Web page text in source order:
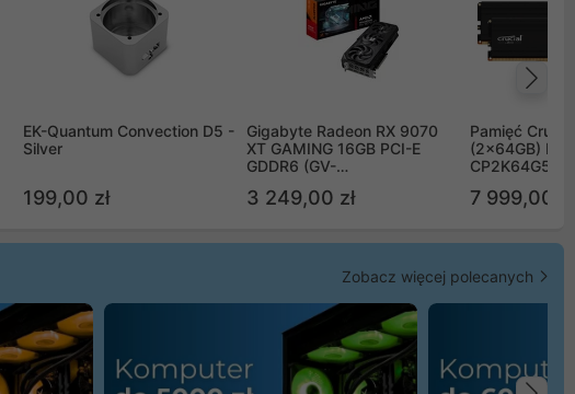
EK-Quantum Convection D5 -
Silver
199,00 zł
Gigabyte Radeon RX 9070
XT GAMING 16GB PCI-E
GDDR6 (GV-
3 249,00 zł
Pamięć
(2x64GB)
7 999,00 zł
Zobacz więcej polecanych